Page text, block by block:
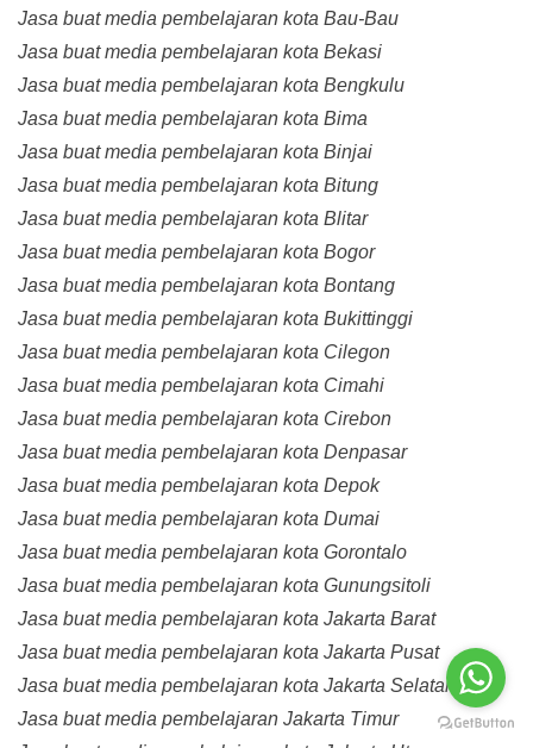
Jasa buat media pembelajaran kota Bau-Bau
Jasa buat media pembelajaran kota Bekasi
Jasa buat media pembelajaran kota Bengkulu
Jasa buat media pembelajaran kota Bima
Jasa buat media pembelajaran kota Binjai
Jasa buat media pembelajaran kota Bitung
Jasa buat media pembelajaran kota Blitar
Jasa buat media pembelajaran kota Bogor
Jasa buat media pembelajaran kota Bontang
Jasa buat media pembelajaran kota Bukittinggi
Jasa buat media pembelajaran kota Cilegon
Jasa buat media pembelajaran kota Cimahi
Jasa buat media pembelajaran kota Cirebon
Jasa buat media pembelajaran kota Denpasar
Jasa buat media pembelajaran kota Depok
Jasa buat media pembelajaran kota Dumai
Jasa buat media pembelajaran kota Gorontalo
Jasa buat media pembelajaran kota Gunungsitoli
Jasa buat media pembelajaran kota Jakarta Barat
Jasa buat media pembelajaran kota Jakarta Pusat
Jasa buat media pembelajaran kota Jakarta Selatan
Jasa buat media pembelajaran Jakarta Timur